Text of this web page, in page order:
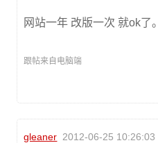
网站一年 改版一次 就ok了。
跟帖来自电脑端
gleaner 2012-06-25 10:26:03